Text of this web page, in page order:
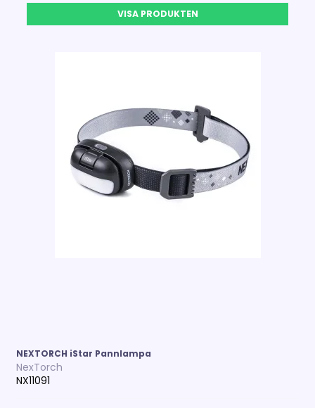
VISA PRODUKTEN
NEXTORCH iStar Pannlampa
NexTorch
NX11091